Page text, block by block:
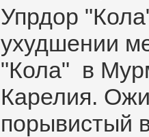
Упрдор
ухудшении
"Кола" в
Карелия.
порывистый